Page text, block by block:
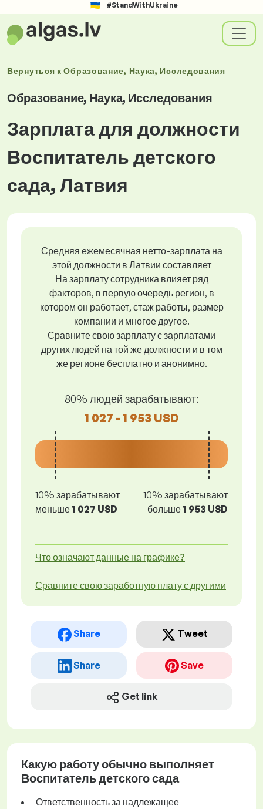
#StandWithUkraine
Вернуться кОбразование, Наука, Исследования
Образование, Наука, Исследования
Зарплата для должности
Воспитатель детского
сада, Латвия
Средняя ежемесячная нетто-зарплата на
этой должности в Латвии составляет
На зарплату сотрудника влияет ряд
факторов, в первую очередь регион, в
котором он работает, стаж работы, размер
компании и многое другое.
Сравните свою зарплату с зарплатами
других людей на той же должности и в том
же регионе бесплатно и анонимно.
80% людей зарабатывают:
1 027 - 1 953 USD
10% зарабатывают
меньше 1 027 USD
10% зарабатывают
больше 1 953 USD
Что означают данные на графике?
Сравните свою заработную плату с другими
Share Tweet
Share Save
Get link
Какую работу обычно выполняет
Воспитатель детского сада
Ответственность за надлежащее